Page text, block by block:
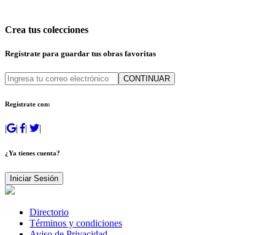
Crea tus colecciones
Regístrate para guardar tus obras favoritas
CONTINUAR
Regístrate con:
| | | |
¿Ya tienes cuenta?
Iniciar Sesión
Directorio
Términos y condiciones